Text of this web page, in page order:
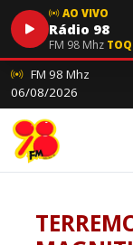
AO VIVO
Rádio 98
FM 98 Mhz
FM 98 Mhz
06/08/2026